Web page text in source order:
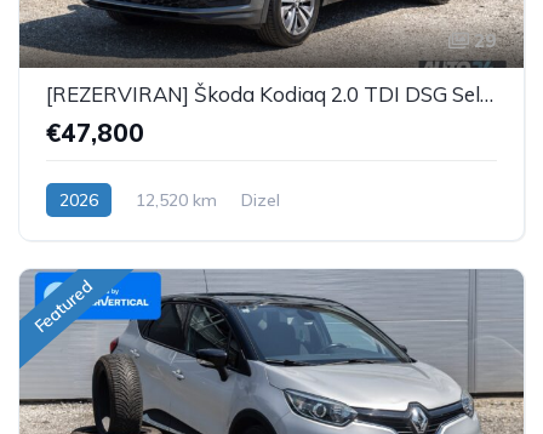
29
[REZERVIRAN] Škoda Kodiaq 2.0 TDI DSG Selection Plus - 7 SJEDALA
€47,800
2026 12,520 km Dizel
Featured